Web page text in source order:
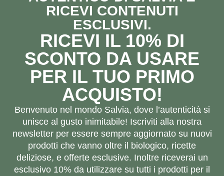
RICEVI CONTENUTI
ESCLUSIVI.
RICEVI IL 10% DI
SCONTO DA USARE
PER IL TUO PRIMO
ACQUISTO!
Benvenuto nel mondo Salvia, dove l’autenticità si
unisce al gusto inimitabile! Iscriviti alla nostra
newsletter per essere sempre aggiornato su nuovi
prodotti che vanno oltre il biologico, ricette
deliziose, e offerte esclusive. Inoltre riceverai un
esclusivo 10% da utilizzare su tutti i prodotti per il